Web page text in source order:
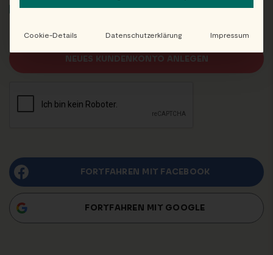
Wenn du einen Account erstellst, stimmst du unseren
NEUES KUNDENKONTO ANLEGEN
FORTFAHREN MIT FACEBOOK
FORTFAHREN MIT GOOGLE
Cookie-Details Datenschutzerklärung Impressum